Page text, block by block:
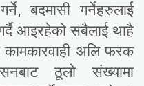
बदमासी गर्नेहरुलाई
आइरहेको सबैलाई थाहै
अलि फरक
ठूलो संख्यामा